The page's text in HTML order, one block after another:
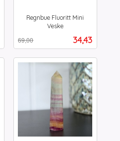
Regnbue Fluoritt Mini
Veske
Tilbud
34,43
69,00
mva.